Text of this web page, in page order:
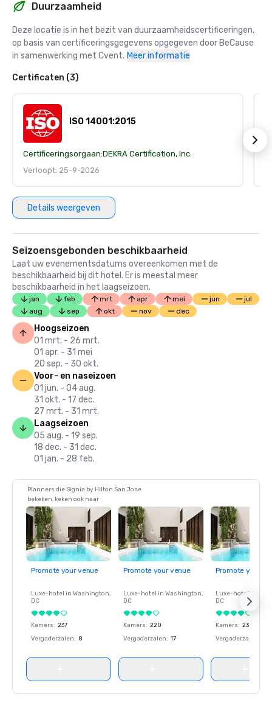
Duurzaamheid
Deze locatie is in het bezit van duurzaamheidscertificeringen,
op basis van certificeringsgegevens opgegeven door BeCause
in samenwerking met Cvent. Meer informatie
Certificaten (3)
ISO 14001:2015
Certificeringsorgaan:DEKRA Certification, Inc.
Verloopt: 25-9-2026
Details weergeven
Seizoensgebonden beschikbaarheid
Laat uw evenementsdatums overeenkomen met de
beschikbaarheid bij dit hotel. Er is meestal meer
beschikbaarheid in het laagseizoen.
jan feb mrt apr mei jun
jul
aug
sep okt nov dec
Hoogseizoen
01 mrt. - 26 mrt.
01 apr. - 31 mei
20 sep. - 30 okt.
Voor- en naseizoen
01 jun. - 04 aug.
31 okt. - 17 dec.
27 mrt. - 31 mrt.
Laagseizoen
05 aug. - 19 sep.
18 dec. - 31 dec.
01 jan. - 28 feb.
Planners die Signia by Hilton San Jose
bekeken, keken ook naar
Promote your venue
Luxe-hotel in Washington,
DC
Kamers: 237
Vergaderzalen: 8
Promote your venue
Luxe-hotel in Washington,
DC
Kamers: 220
Vergaderzalen: 17
Promote your
Luxe-hotel in
DC
Kamers: 237
Vergaderzalen